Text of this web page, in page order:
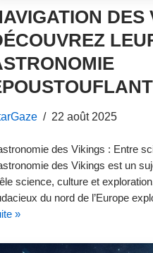
DES
22 août 2025
des Vikings : Entre
des Vikings est un
science, culture et
du nord de l’Europe
»